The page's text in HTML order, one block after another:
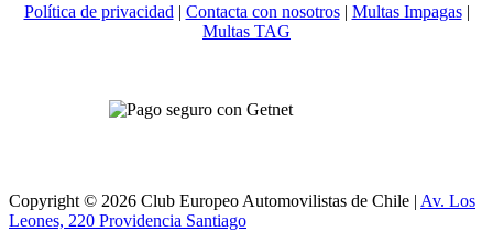
Política de privacidad | Contacta con nosotros| Multas Impagas|
Multas TAG
Copyright © 2026 Club Europeo Automovilistas de Chile | Av. Los
Leones, 220 Providencia Santiago